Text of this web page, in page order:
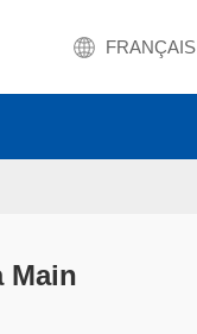
FRANÇAIS
English
Main